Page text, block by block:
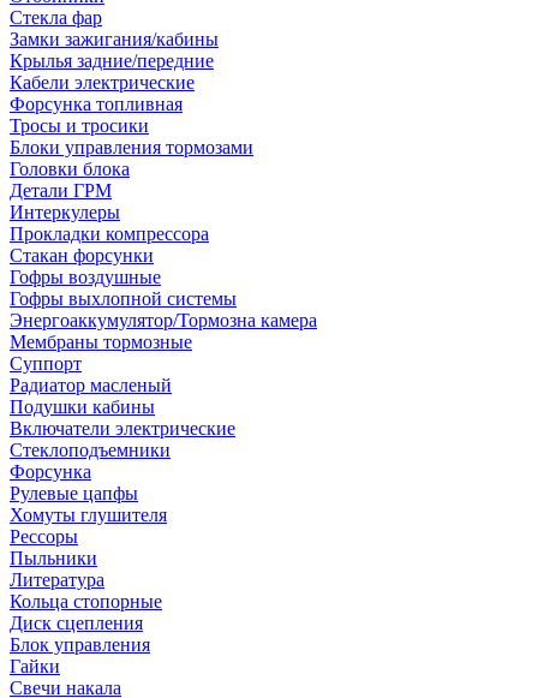
Стекла фар
Замки зажигания/кабины
Крылья задние/передние
Кабели электрические
Форсунка топливная
Тросы и тросики
Блоки управления тормозами
Головки блока
Детали ГРМ
Интеркулеры
Прокладки компрессора
Стакан форсунки
Гофры воздушные
Гофры выхлопной системы
Энергоаккумулятор/Тормозна камера
Мембраны тормозные
Суппорт
Радиатор масленый
Подушки кабины
Включатели электрические
Стеклоподъемники
Форсунка
Рулевые цапфы
Хомуты глушителя
Рессоры
Пыльники
Литература
Кольца стопорные
Диск сцепления
Блок управления
Гайки
Свечи накала